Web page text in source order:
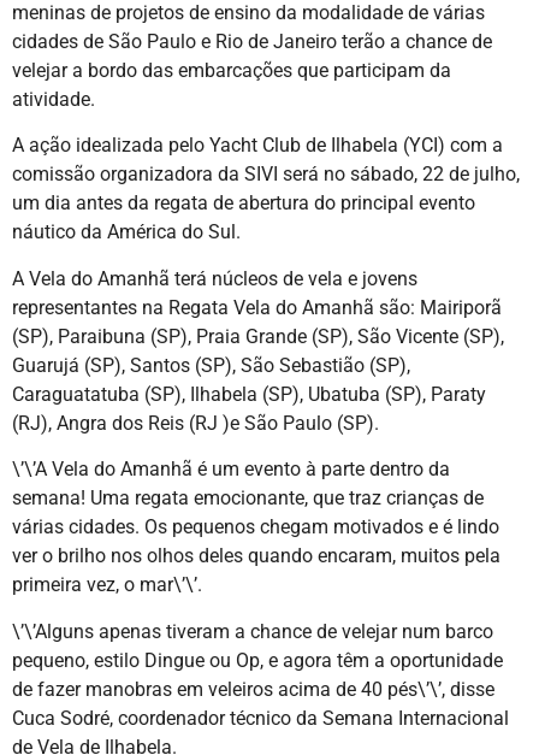
meninas de projetos de ensino da modalidade de várias
cidades de São Paulo e Rio de Janeiro terão a chance de
velejar a bordo das embarcações que participam da
atividade.
A ação idealizada pelo Yacht Club de Ilhabela (YCI) com a
comissão organizadora da SIVI será no sábado, 22 de julho,
um dia antes da regata de abertura do principal evento
náutico da América do Sul.
A Vela do Amanhã terá núcleos de vela e jovens
representantes na Regata Vela do Amanhã são: Mairiporã
(SP), Paraibuna (SP), Praia Grande (SP), São Vicente (SP),
Guarujá (SP), Santos (SP), São Sebastião (SP),
Caraguatatuba (SP), Ilhabela (SP), Ubatuba (SP), Paraty
(RJ), Angra dos Reis (RJ )e São Paulo (SP).
\’\’A Vela do Amanhã é um evento à parte dentro da
semana! Uma regata emocionante, que traz crianças de
várias cidades. Os pequenos chegam motivados e é lindo
ver o brilho nos olhos deles quando encaram, muitos pela
primeira vez, o mar\’\’.
\’\’Alguns apenas tiveram a chance de velejar num barco
pequeno, estilo Dingue ou Op, e agora têm a oportunidade
de fazer manobras em veleiros acima de 40 pés\’\’, disse
Cuca Sodré, coordenador técnico da Semana Internacional
de Vela de Ilhabela.